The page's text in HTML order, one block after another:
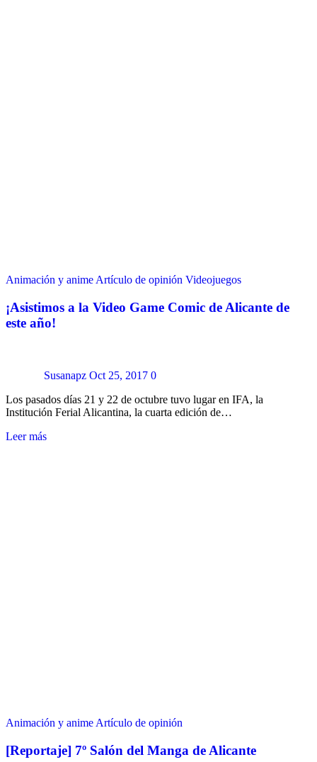
Animación y anime Artículo de opinión Videojuegos
¡Asistimos a la Video Game Comic de Alicante de
este año!
Susanapz Oct 25, 2017 0
Los pasados días 21 y 22 de octubre tuvo lugar en IFA, la
Institución Ferial Alicantina, la cuarta edición de…
Leer más
Animación y anime Artículo de opinión
[Reportaje] 7º Salón del Manga de Alicante